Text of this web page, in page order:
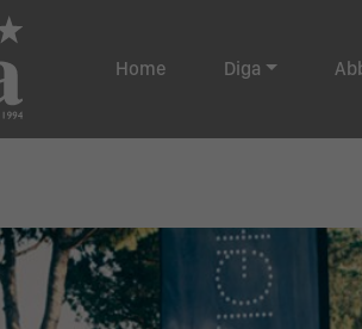
Home Diga